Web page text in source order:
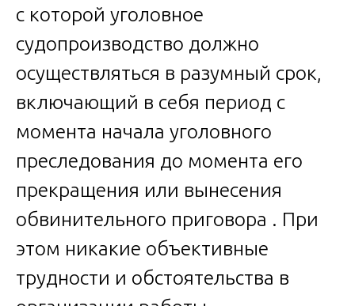
с которой уголовное
судопроизводство должно
осуществляться в разумный срок,
включающий в себя период с
момента начала уголовного
преследования до момента его
прекращения или вынесения
обвинительного приговора . При
этом никакие объективные
трудности и обстоятельства в